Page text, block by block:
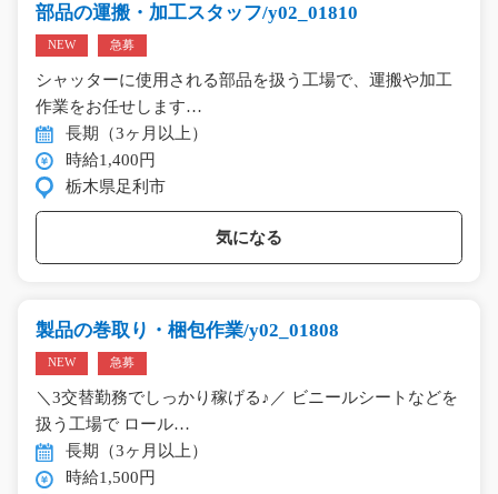
部品の運搬・加工スタッフ/y02_01810
NEW 急募
シャッターに使用される部品を扱う工場で、運搬や加工
作業をお任せします…
長期（3ヶ月以上）
時給1,400円
栃木県足利市
気になる
製品の巻取り・梱包作業/y02_01808
NEW 急募
＼3交替勤務でしっかり稼げる♪／ ビニールシートなどを
扱う工場で ロール…
長期（3ヶ月以上）
時給1,500円